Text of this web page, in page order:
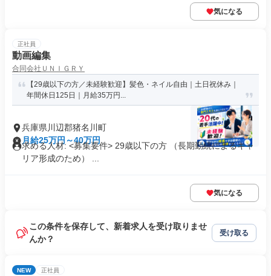
気になる
正社員
動画編集
合同会社ＵＮＩＧＲＹ
【29歳以下の方／未経験歓迎】髪色・ネイル自由｜土日祝休み｜
年間休日125日｜月給35万円...
兵庫県川辺郡猪名川町
月給25万円～40万円
求める人材: <募集要件> 29歳以下の方 （長期勤続によるキャ
リア形成のため） ...
気になる
この条件を保存して、新着求人を受け取りませ
んか？
受け取る
NEW 正社員